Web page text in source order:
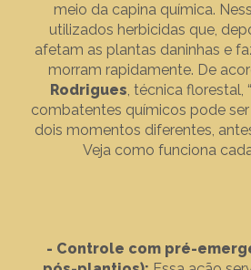
meio da capina química.
utilizados herbicidas que,
afetam as plantas daninhas e
morram rapidamente. De
Rodrigues, técnica florestal,
combatentes químicos pode
dois momentos diferentes,
Veja como funciona
- Controle com pré-